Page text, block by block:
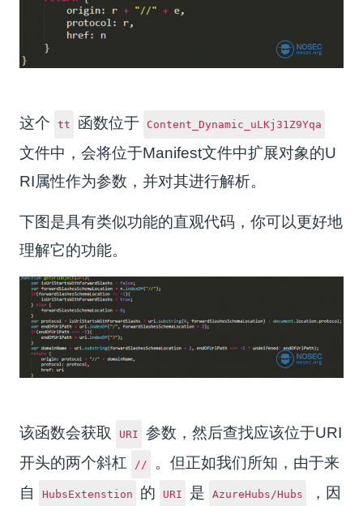
这个 tt 函数位于 Content_Dynamic_uLKj31Z9Yqa
文件中，会将位于Manifest文件中扩展对象的U
RI属性作为参数，并对其进行解析。
下图是具有类似功能的直观代码，你可以更好地
理解它的功能。
该函数会获取 URI
参数，然后查找应该位于URI
开头的两个斜杠
//
。但正如我们所知，由于来
自
HubsExtenstion 的 URI 是 AzureHubs/Hubs ，因